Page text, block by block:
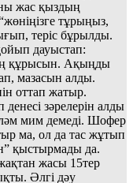
жас қыздың
тұрыңыз,
теріс бұрылды.
дауыстап:
құрысын. Ақыңды
мазасын алды.
оттап жатыр.
зәрелерін алды
ләм мим демеді. Шофер
ма, ол да тас жұтып
қыстырмады да.
жасы 15тер
Әлгі дәу